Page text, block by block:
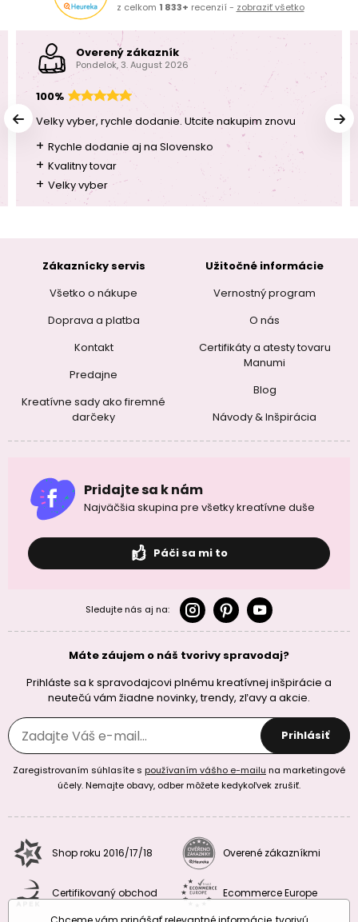
z celkom 1 833+ recenzií - zobraziť všetko
Overený zákazník
Pondelok, 3. August 2026
100%
Velky vyber, rychle dodanie. Utcite nakupim znovu
+ Rychle dodanie aj na Slovensko
+ Kvalitny tovar
+ Velky vyber
Zákaznícky servis
Všetko o nákupe
Doprava a platba
Kontakt
Predajne
Kreatívne sady ako firemné
darčeky
Užitočné informácie
Vernostný program
O nás
Certifikáty a atesty tovaru
Manumi
Blog
Návody & Inšpirácia
Pridajte sa k nám
Najväčšia skupina pre všetky kreatívne duše
Páči sa mi to
Sledujte nás aj na:
Máte záujem o náš tvorivy spravodaj?
Prihláste sa k spravodajcovi plnému kreatívnej inšpirácie a
neutečú vám žiadne novinky, trendy, zľavy a akcie.
Prihlásiť
Zaregistrovaním súhlasíte s používaním vášho e-mailu na marketingové
účely. Nemajte obavy, odber môžete kedykoľvek zrušiť.
Shop roku 2016/17/18 Overené zákazníkmi
Certifikovaný obchod
Ecommerce Europe